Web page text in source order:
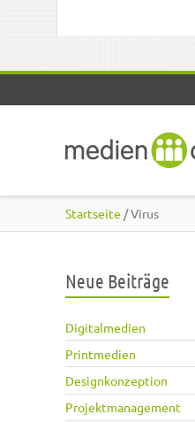
Startseite / Virus
Neue Beiträge
Digitalmedien
Printmedien
Designkonzeption
Projektmanagement